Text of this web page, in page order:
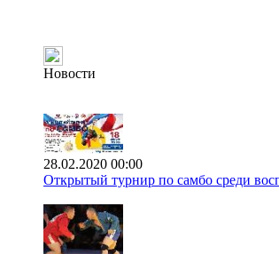
Новости
28.02.2020 00:00
Открытый турнир по самбо среди